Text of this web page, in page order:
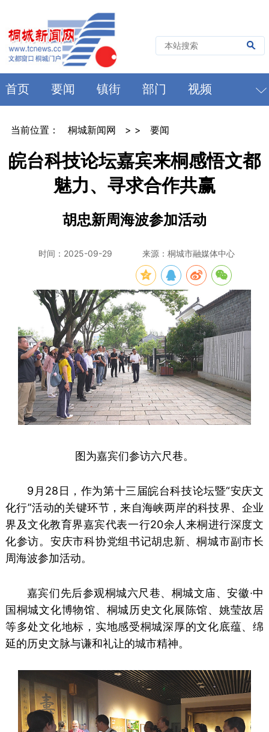
首页 要闻 镇街 部门 视频
当前位置： 桐城新闻网 > > 要闻
皖台科技论坛嘉宾来桐感悟文都
魅力、寻求合作共赢
胡忠新周海波参加活动
时间：2025-09-29 来源：桐城市融媒体中心
图为嘉宾们参访六尺巷。
9月28日，作为第十三届皖台科技论坛暨“安庆文
化行”活动的关键环节，来自海峡两岸的科技界、企业
界及文化教育界嘉宾代表一行20余人来桐进行深度文
化参访。安庆市科协党组书记胡忠新、桐城市副市长
周海波参加活动。
嘉宾们先后参观桐城六尺巷、桐城文庙、安徽·中
国桐城文化博物馆、桐城历史文化展陈馆、姚莹故居
等多处文化地标，实地感受桐城深厚的文化底蕴、绵
延的历史文脉与谦和礼让的城市精神。